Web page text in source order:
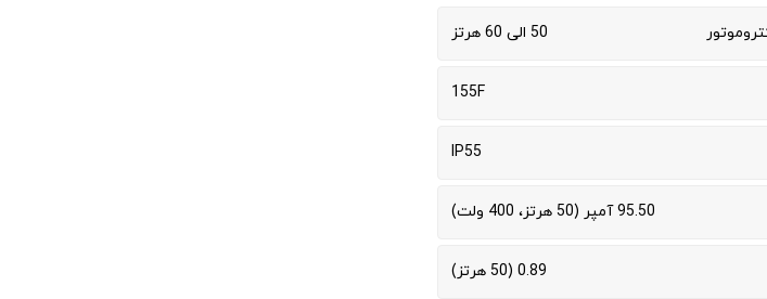
50 الی 60 هرتز
155F
IP55
95.50 آمپر (50 هرتز، 400 ولت)
0.89 (50 هرتز)